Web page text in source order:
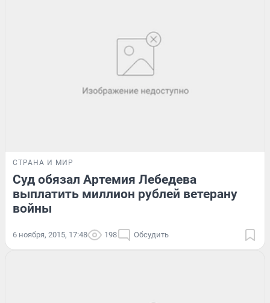
СТРАНА И МИР
Суд обязал Артемия Лебедева
выплатить миллион рублей ветерану
войны
6 ноября, 2015, 17:48 198 Обсудить